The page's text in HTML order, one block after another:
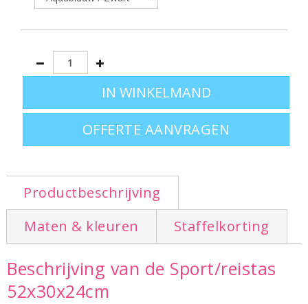
OFFERTE AANVRAGEN
Productbeschrijving
Maten & kleuren
Staffelkorting
Beschrijving van de Sport/reistas
52x30x24cm